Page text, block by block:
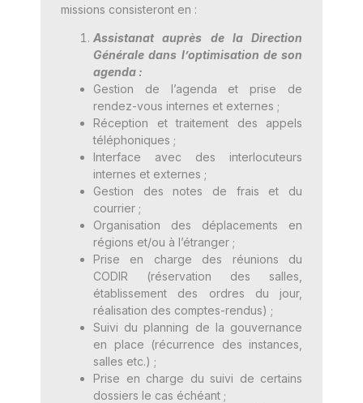
missions consisteront en :
Assistanat auprès de la Direction
Générale dans l’optimisation de son
agenda :
Gestion de l’agenda et prise de
rendez-vous internes et externes ;
Réception et traitement des appels
téléphoniques ;
Interface avec des interlocuteurs
internes et externes ;
Gestion des notes de frais et du
courrier ;
Organisation des déplacements en
régions et/ou à l’étranger ;
Prise en charge des réunions du
CODIR (réservation des salles,
établissement des ordres du jour,
réalisation des comptes-rendus) ;
Suivi du planning de la gouvernance
en place (récurrence des instances,
salles etc.) ;
Prise en charge du suivi de certains
dossiers le cas échéant ;